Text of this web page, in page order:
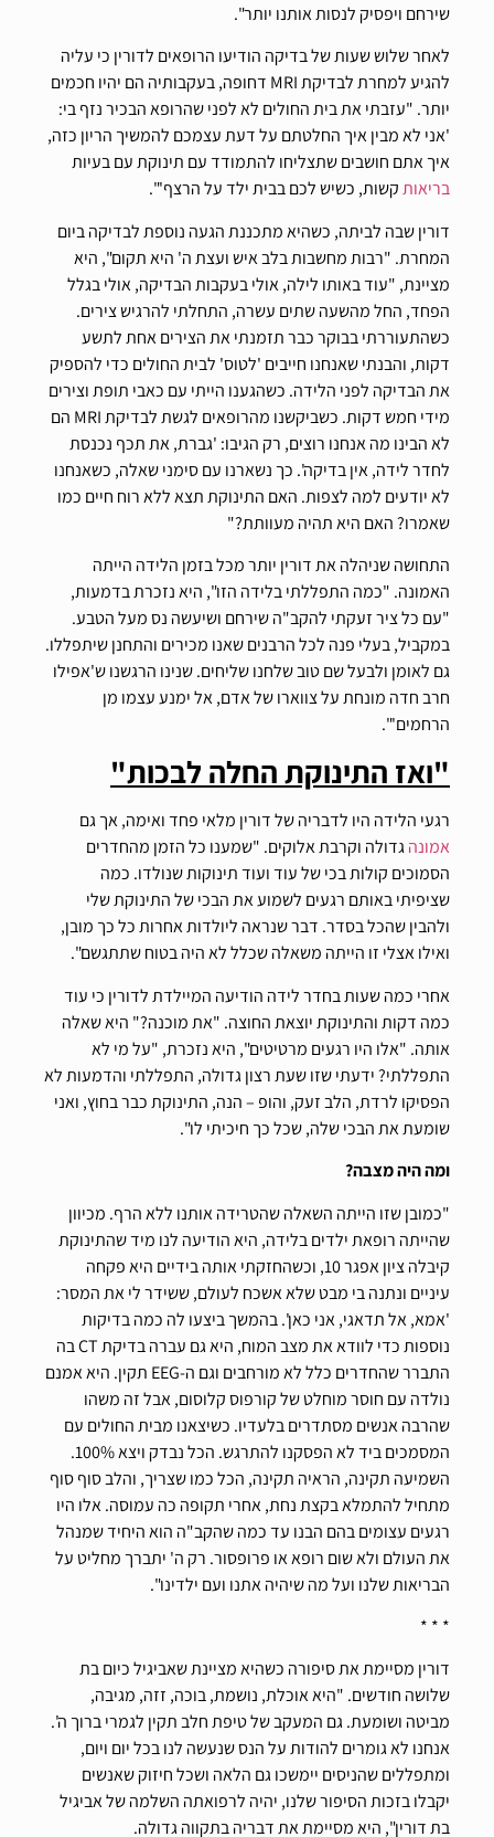
שירחם ויפסיק לנסות אותנו יותר".
לאחר שלוש שעות של בדיקה הודיעו הרופאים לדורין כי עליה
להגיע למחרת לבדיקת MRI דחופה, בעקבותיה הם יהיו חכמים
יותר. "עזבתי את בית החולים לא לפני שהרופא הבכיר נזף בי:
'אני לא מבין איך החלטתם על דעת עצמכם להמשיך הריון כזה,
איך אתם חושבים שתצליחו להתמודד עם תינוקת עם בעיות
בריאותקשות, כשיש לכם בבית ילד על הרצף'".
דורין שבה לביתה, כשהיא מתכננת הגעה נוספת לבדיקה ביום
המחרת. "רבות מחשבות בלב איש ועצת ה' היא תקום", היא
מציינת, "עוד באותו לילה, אולי בעקבות הבדיקה, אולי בגלל
הפחד, החל מהשעה שתים עשרה, התחלתי להרגיש צירים.
כשהתעוררתי בבוקר כבר תזמנתי את הצירים אחת לתשע
דקות, והבנתי שאנחנו חייבים 'לטוס' לבית החולים כדי להספיק
את הבדיקה לפני הלידה. כשהגענו הייתי עם כאבי תופת וצירים
מידי חמש דקות. כשביקשנו מהרופאים לגשת לבדיקת MRI הם
לא הבינו מה אנחנו רוצים, רק הגיבו: 'גברת, את תכף נכנסת
לחדר לידה, אין בדיקה'. כך נשארנו עם סימני שאלה, כשאנחנו
לא יודעים למה לצפות. האם התינוקת תצא ללא רוח חיים כמו
שאמרו? האם היא תהיה מעוותת?"
התחושה שניהלה את דורין יותר מכל בזמן הלידה הייתה
האמונה. "כמה התפללתי בלידה הזו", היא נזכרת בדמעות,
"עם כל ציר זעקתי להקב"ה שירחם ושיעשה נס מעל הטבע.
במקביל, בעלי פנה לכל הרבנים שאנו מכירים והתחנן שיתפללו.
גם לאומן ולבעל שם טוב שלחנו שליחים. שנינו הרגשנו ש'אפילו
חרב חדה מונחת על צווארו של אדם, אל ימנע עצמו מן
הרחמים'".
"ואז התינוקת החלה לבכות"
רגעי הלידה היו לדבריה של דורין מלאי פחד ואימה, אך גם
אמונהגדולה וקרבת אלוקים. "שמענו כל הזמן מהחדרים
הסמוכים קולות בכי של עוד ועוד תינוקות שנולדו. כמה
שציפיתי באותם רגעים לשמוע את הבכי של התינוקת שלי
ולהבין שהכל בסדר. דבר שנראה ליולדות אחרות כל כך מובן,
ואילו אצלי זו הייתה משאלה שכלל לא היה בטוח שתתגשם".
אחרי כמה שעות בחדר לידה הודיעה המיילדת לדורין כי עוד
כמה דקות והתינוקת יוצאת החוצה. "את מוכנה?" היא שאלה
אותה. "אלו היו רגעים מרטיטים", היא נזכרת, "על מי לא
התפללתי? ידעתי שזו שעת רצון גדולה, התפללתי והדמעות לא
הפסיקו לרדת, הלב זעק, והופ – הנה, התינוקת כבר בחוץ, ואני
שומעת את הבכי שלה, שכל כך חיכיתי לו".
ומה היה מצבה?
"כמובן שזו הייתה השאלה שהטרידה אותנו ללא הרף. מכיוון
שהייתה רופאת ילדים בלידה, היא הודיעה לנו מיד שהתינוקת
קיבלה ציון אפגר 10, וכשהחזקתי אותה בידיים היא פקחה
עיניים ונתנה בי מבט שלא אשכח לעולם, ששידר לי את המסר:
'אמא, אל תדאגי, אני כאן'. בהמשך ביצעו לה כמה בדיקות
נוספות כדי לוודא את מצב המוח, היא גם עברה בדיקת CT בה
התברר שהחדרים כלל לא מורחבים וגם ה-EEG תקין. היא אמנם
נולדה עם חוסר מוחלט של קורפוס קלוסום, אבל זה משהו
שהרבה אנשים מסתדרים בלעדיו. כשיצאנו מבית החולים עם
המסמכים ביד לא הפסקנו להתרגש. הכל נבדק ויצא 100%.
השמיעה תקינה, הראיה תקינה, הכל כמו שצריך, והלב סוף סוף
מתחיל להתמלא בקצת נחת, אחרי תקופה כה עמוסה. אלו היו
רגעים עצומים בהם הבנו עד כמה שהקב"ה הוא היחיד שמנהל
את העולם ולא שום רופא או פרופסור. רק ה' יתברך מחליט על
הבריאות שלנו ועל מה שיהיה אתנו ועם ילדינו".
* * *
דורין מסיימת את סיפורה כשהיא מציינת שאביגיל כיום בת
שלושה חודשים. "היא אוכלת, נושמת, בוכה, זזה, מגיבה,
מביטה ושומעת. גם המעקב של טיפת חלב תקין לגמרי ברוך ה'.
אנחנו לא גומרים להודות על הנס שנעשה לנו בכל יום ויום,
ומתפללים שהניסים יימשכו גם הלאה ושכל חיזוק שאנשים
יקבלו בזכות הסיפור שלנו, יהיה לרפואתה השלמה של אביגיל
בת דורין", היא מסיימת את דבריה בתקווה גדולה.